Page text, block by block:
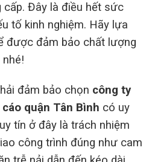
cấp. Đây là điều hết sức
tố kinh nghiệm. Hãy lựa
được đảm bảo chất lượng
đảm bảo chọn công ty
quận Tân Bình có uy
tín ở đây là trách nhiệm
công trình đúng như cam